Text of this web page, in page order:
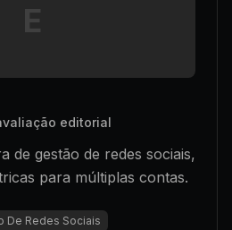
E
editorial
de gestão de redes sociais,
para múltiplas contas.
De Redes Sociais